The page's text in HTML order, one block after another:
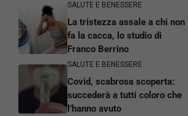
SALUTE E BENESSERE
La tristezza assale a chi non
fa la cacca, lo studio di
Franco Berrino
SALUTE E BENESSERE
Covid, scabrosa scoperta:
succederà a tutti coloro che
l’hanno avuto